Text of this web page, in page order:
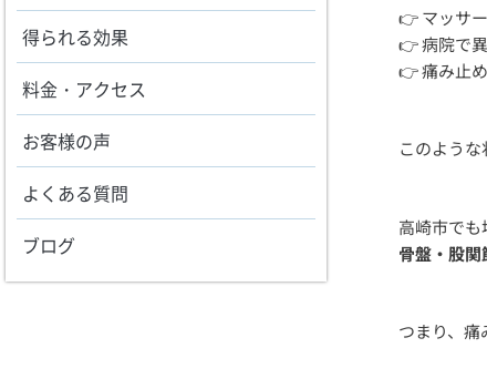
得られる効果
料金・アクセス
お客様の声
よくある質問
ブログ
👉 マッサ
👉 病院で
👉 痛み止
このよう
高崎市でも
骨盤・股
つまり、痛